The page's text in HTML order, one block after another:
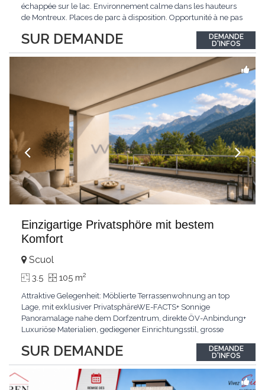
SUR DEMANDE
échappée sur le lac. Environnement calme dans les hauteurs
de Montreux. Places de parc à disposition. Opportunité à ne pas
auf dem Markt, geräumiges Duplex von mehr als 170m2 mit
einer schönen...
DEMANDE
D'INFOS
Einzigartige Privatsphöre mit bestem
Komfort
SUR DEMANDE
Scuol
3.5 105 m2
Attraktive Gelegenheit: Möblierte Terrassenwohnung an top
Lage, mit exklusiver PrivatsphäreWE-FACTS+ Sonnige
Panoramalage nahe dem Dorfzentrum, direkte ÖV-Anbindung+
Luxuriöse Materialien, gediegener Einrichtungsstil, grosse
gemeinschaftliche WaschküchePasst für:Geniesser von
Weitblick und gehobenem WohnkomfortDie Wohnung wird
hochwertig
DEMANDE
D'INFOS